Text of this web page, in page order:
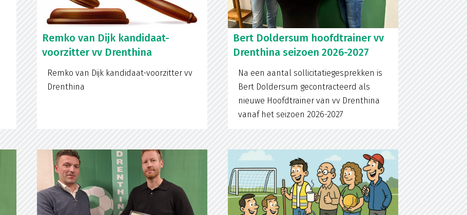
Remko van Dijk kandidaat-
voorzitter vv Drenthina
Remko van Dijk kandidaat-voorzitter vv
Drenthina
Bert Doldersum hoofdtrainer vv
Drenthina seizoen 2026-2027
Na een aantal sollicitatiegesprekken is
Bert Doldersum gecontracteerd als
nieuwe Hoofdtrainer van vv Drenthina
vanaf het seizoen 2026-2027